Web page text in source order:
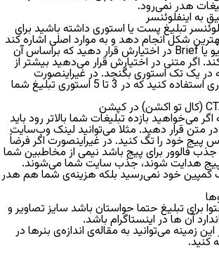
هدر نمی‌رود.
تبلیغ پست یا استوری داشته باشید برای
شکل انجام دهد و به موارد اصلی اشاره کند
لازم است که یک سناریو یا Brief در اختیارش قرار دهید که براساس آن
اگر متنی در اختیارش قرار می‌دهید بیشتر از
در یک تک استوری بگنجد. در غیراینصورت
می‌توانید از رشته استوری استفاده کنید که در 3 تا 5 استوری تبلیغ شما
(کال تو اکشن) در کپشن
می‌خواهید بازده‌ تبلیغات شما بالاتر رود باید
متن قرار دهید. مثلا می‌توانید لینک وب‌سایت
پیج خود را تگ کنید. در غیراینصورت اگر فرضاً
فالوور برای پیج باشد نیمی از مخاطبین شما
هدایت شوند، جذب سایت شما می‌شوند.
کمپین خود نمی‌رسید بلکه هزینه‌ی شما هم هدر
برای تبلیغ حتما حواستان باشد سایز تصاویر و
آن ها در اینستاگرام باشد.
زمینه می‌توانید به مقاله‌ی اندازه‌ی بنرها در
کنید.